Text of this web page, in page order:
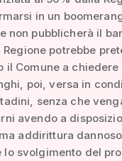
in un
non pubblicherà il
potrebbe
Comune a chiedere
poi, versa in
senza che
avendo a
addirittura
svolgimento del